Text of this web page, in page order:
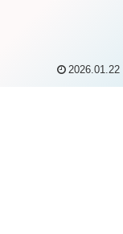
2026.01.22